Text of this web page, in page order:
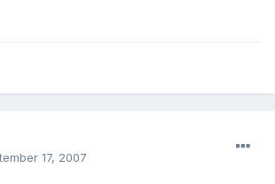
17, 2007